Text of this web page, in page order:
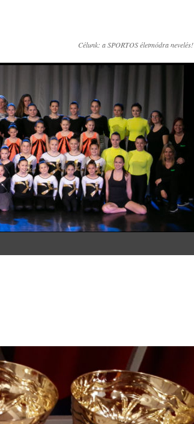
Célunk: a SPORTOS életmódra nevelés!